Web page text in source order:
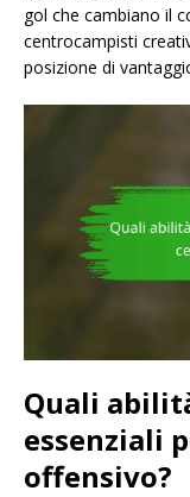
gol che cambiano il
centrocampisti
posizione di
Quali
essenziali
offensivo?